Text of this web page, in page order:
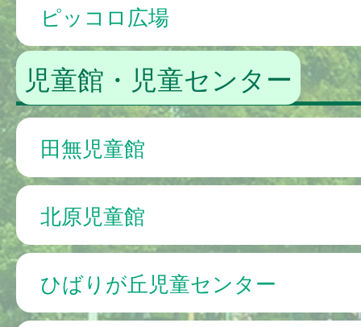
ピッコロ広場
児童館・児童センター
田無児童館
北原児童館
ひばりが丘児童センター